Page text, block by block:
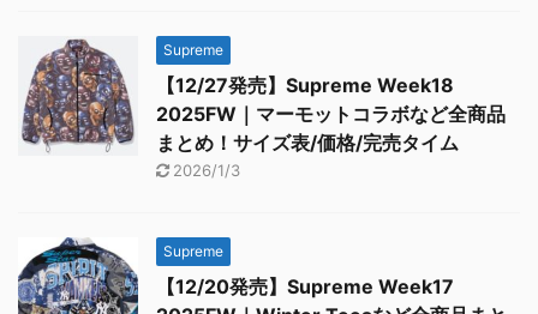
Supreme
【12/27発売】Supreme Week18
2025FW｜マーモットコラボなど全商品
まとめ！サイズ表/価格/完売タイム
2026/1/3
Supreme
【12/20発売】Supreme Week17